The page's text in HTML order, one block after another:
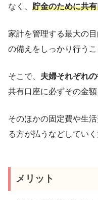
なく、 貯金のために共
家計を管理する最大の
の備えをしっかり行うこ
そこで、 夫婦それぞれ
共有口座に必ずその金
そのほかの固定費や生
る方が払うなどしてい
メリット